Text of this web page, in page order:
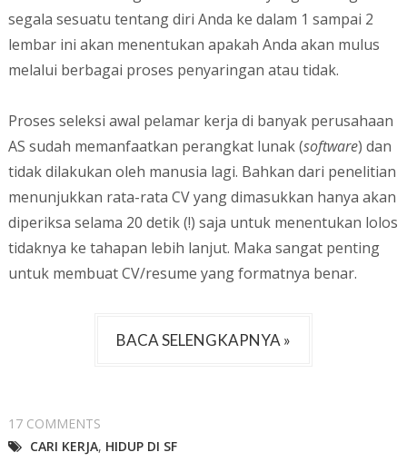
segala sesuatu tentang diri Anda ke dalam 1 sampai 2
lembar ini akan menentukan apakah Anda akan mulus
melalui berbagai proses penyaringan atau tidak.
Proses seleksi awal pelamar kerja di banyak perusahaan
AS sudah memanfaatkan perangkat lunak (software) dan
tidak dilakukan oleh manusia lagi. Bahkan dari penelitian
menunjukkan rata-rata CV yang dimasukkan hanya akan
diperiksa selama 20 detik (!) saja untuk menentukan lolos
tidaknya ke tahapan lebih lanjut. Maka sangat penting
untuk membuat CV/resume yang formatnya benar.
BACA SELENGKAPNYA »
17 COMMENTS
CARI KERJA, HIDUP DI SF